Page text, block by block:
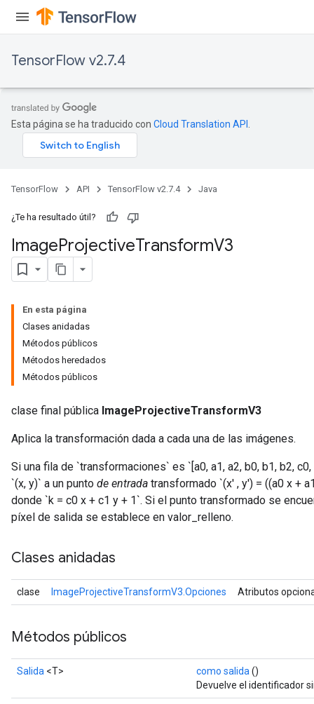
TensorFlow v2.7.4
Esta página se ha traducido con Cloud Translation API
TensorFlow API TensorFlow v2.7.4 Java
¿Te ha resultado útil?
ImageProjectiveTransformV3
En esta página
Clases anidadas
Métodos públicos
Métodos heredados
Métodos públicos
clase final pública ImageProjectiveTransformV3
Aplica la transformación dada a cada una de las imágenes.
Si una fila de `transformaciones` es `[a0, a1, a2, b0, b1, b2,
`(x, y)` a un punto de entrada transformado `(x' , y') = ((a0 x +
donde `k = c0 x + c1 y + 1`. Si el punto transformado se
píxel de salida se establece en valor_relleno.
Clases anidadas
clase ImageProjectiveTransformV3.Opciones Atributos
Métodos públicos
Salida <T> como salida ()
Devuelve el identificador